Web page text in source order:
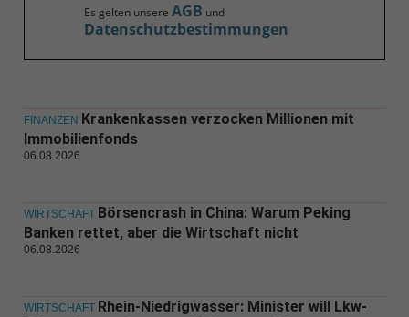
Es gelten unsere AGB und
Datenschutzbestimmungen
FINANZEN Krankenkassen verzocken Millionen mit
Immobilienfonds
06.08.2026
WIRTSCHAFT Börsencrash in China: Warum Peking
Banken rettet, aber die Wirtschaft nicht
06.08.2026
WIRTSCHAFT Rhein-Niedrigwasser: Minister will Lkw-